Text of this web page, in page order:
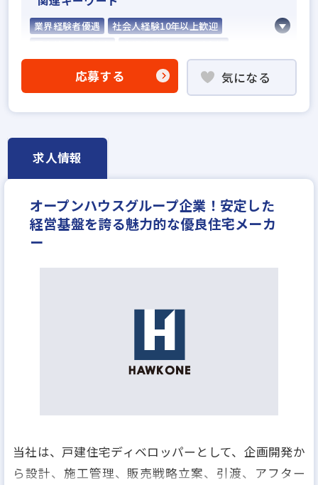
業界経験者優遇
社会人経験10年以上歓迎
資格支援制度あり
研修制度あり
転勤なし
残業少ない
応募する 気になる
求人情報
オープンハウスグループ企業！安定した
経営基盤を誇る魅力的な優良住宅メーカ
ー
当社は、戸建住宅ディベロッパーとして、企画開発か
ら設計、施工管理、販売戦略立案、引渡、アフター